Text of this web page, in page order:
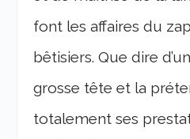
font les affaires du
bêtisiers. Que dire
grosse tête et la
totalement ses